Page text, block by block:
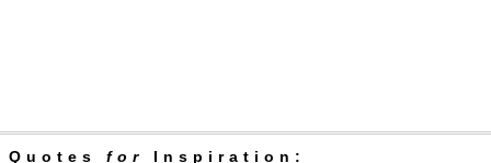
Quotes for Inspiration: